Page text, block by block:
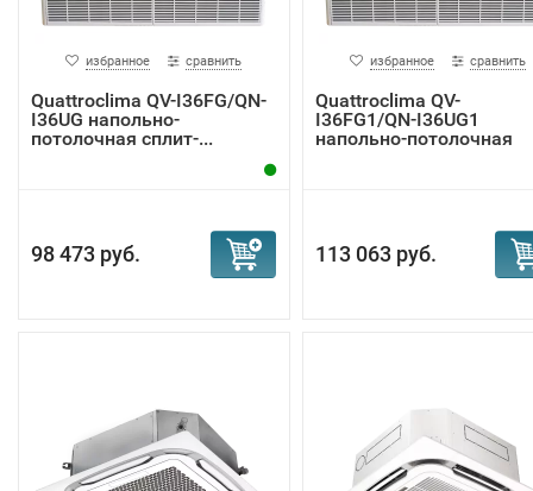
избранное сравнить
Quattroclima QV-I36FG/QN-
I36UG напольно-
потолочная сплит-...
98 473 руб.
избранное сравнить
Quattroclima QV-
I36FG1/QN-I36UG1
напольно-потолочная
113 063 руб.